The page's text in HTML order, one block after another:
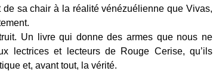
de sa chair à la réalité vénézuélienne que Vivas,
Un livre qui donne des armes que nous ne
lectrices et lecteurs de Rouge Cerise, qu’ils
et, avant tout, la vérité.